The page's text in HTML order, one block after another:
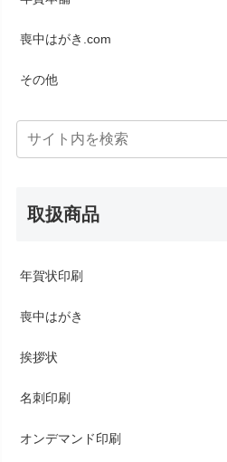
喪中はがき.com
その他
取扱商品
年賀状印刷
喪中はがき
挨拶状
名刺印刷
オンデマンド印刷